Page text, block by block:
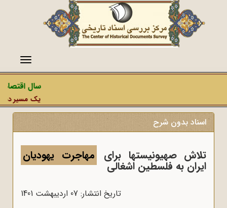
منو
سال
یک مسیر
اسناد بدون شرح
تلاش صهیونیستها برای مهاجرت یهودیان
ایران به فلسطین اشغالی
تاریخ انتشار: 07 ارديبهشت 1401